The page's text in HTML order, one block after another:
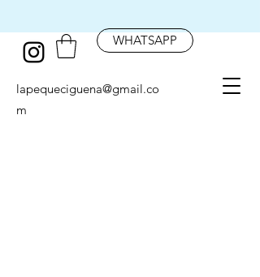
WHATSAPP
lapequeciguena@gmail.co
m